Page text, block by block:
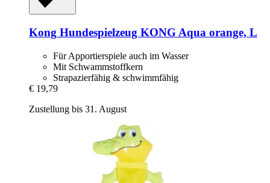
Kong Hundespielzeug KONG Aqua orange, L
Für Apportierspiele auch im Wasser
Mit Schwammstoffkern
Strapazierfähig & schwimmfähig
€ 19,79
Zustellung bis 31. August